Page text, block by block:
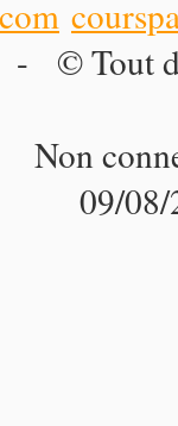
- © Tout
Non
09/